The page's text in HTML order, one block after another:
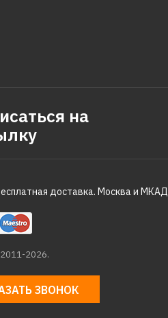
на
доставка. Москва и МКАД
2026.
ЗВОНОК